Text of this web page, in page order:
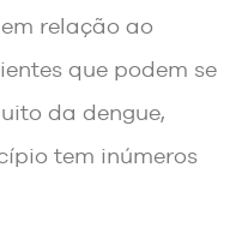
relação ao
que podem se
da dengue,
tem inúmeros